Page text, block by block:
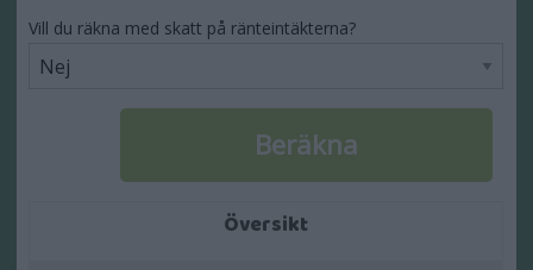
Vill du räkna med skatt på ränteintäkterna?
Översikt